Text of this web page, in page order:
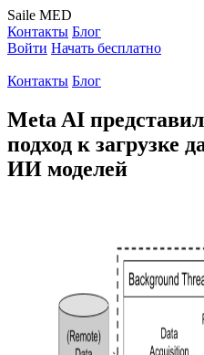
Saile MED
Контакты Блог
Войти Начать бесплатно
Контакты Блог
Meta AI
подход к загрузке
ИИ моделей